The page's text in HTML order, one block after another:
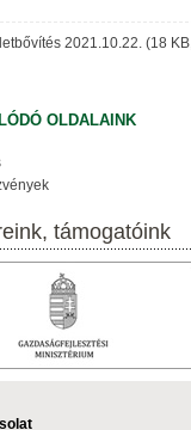
2021.10.22. (18
OLDALAINK
támogatóink